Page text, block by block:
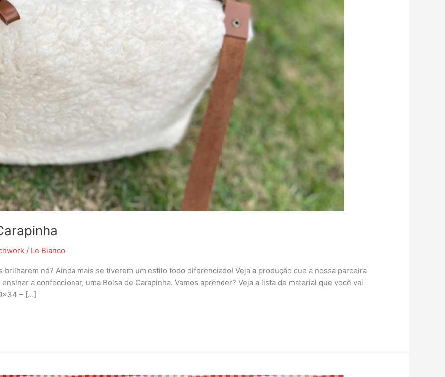
/ Le Bianco
né? Ainda mais se tiverem um estilo todo diferenciado! Veja a produção que a nossa parceira
a confeccionar, uma Bolsa de Carapinha. Vamos aprender? Veja a lista de material que você vai
– […]